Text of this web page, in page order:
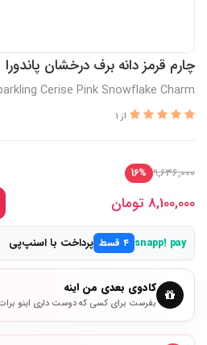
چارم قرمز دانه برف درخشان پاندورا
Cerise Pink Snowflake Charm
از 1
9,636,000
16%
8,100,000 تومان
snapp! pay ۴ قسط پرداخت با اسنپ‌پی
کادوی بعدی من اینه
بفرست برای کسی که دوست داری اینو